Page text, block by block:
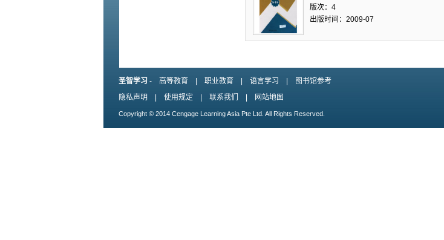
版次：4
出版时间：2009-07
圣智学习 - 高等教育 职业教育 语言学习
图书馆参考
隐私声明
使用规定 联系我们 网站地图
Copyright © 2014 Cengage Learning Asia Pte Ltd. All Rights Reserved.